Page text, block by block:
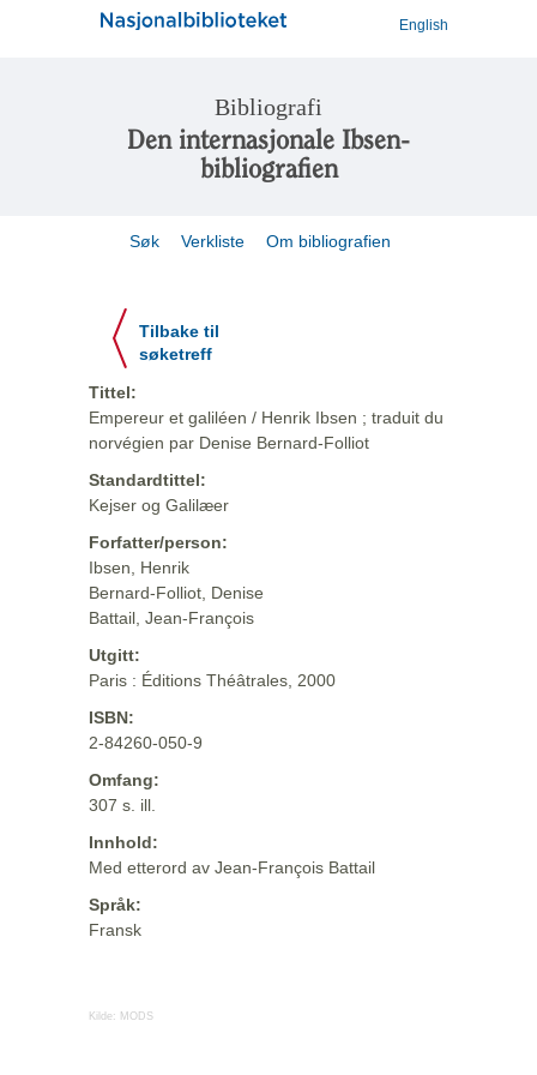
English
Bibliografi
Den internasjonale Ibsen-
bibliografien
Søk Verkliste Om bibliografien
Tilbake til
søketreff
Tittel:
Empereur et galiléen / Henrik Ibsen ; traduit du
norvégien par Denise Bernard-Folliot
Standardtittel:
Kejser og Galilæer
Forfatter/person:
Ibsen, Henrik
Bernard-Folliot, Denise
Battail, Jean-François
Utgitt:
Paris : Éditions Théâtrales, 2000
ISBN:
2-84260-050-9
Omfang:
307 s. ill.
Innhold:
Med etterord av Jean-François Battail
Språk:
Fransk
Kilde: MODS